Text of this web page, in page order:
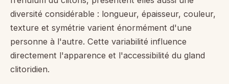
diversité considérable : longueur, épaisseur, couleur,
texture et symétrie varient énormément d'une
personne à l'autre. Cette variabilité influence
directement l'apparence et l'accessibilité du gland
clitoridien.